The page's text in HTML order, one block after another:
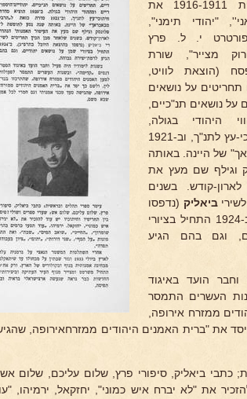
ולאילוסטרציות יצר בשנות 1916-1911 את
"יהודי תימני",
י. ל. פרץ
מצייר", שורת
(הוצאת לוויט,
תחריטים על נושאים
על נושאים תנ"כיים,
היהודי בגולה,
ב-1920 הוציא סדרת חיתוכי-עץ לתנ"ך, וב-1921
של היינה. באותה
וגילף שם מעץ את
קודש. בשנים
ביאליק (נדפסו
בהוצאת היובל בתרפ"ג). ב-1924 התחיל בציורי
וגם בהם הגיע
וחבר הועד באיגוד
העשרים התמסר
ממזרח אירופה,
את "ברית האמנים היהודים ממזרחאירופה,
כתבי ביאליק, סיפורי פרץ, שלום עליכם, שלום
את "לא יברח איש כמוני", יחזקאל, ירמיהו,